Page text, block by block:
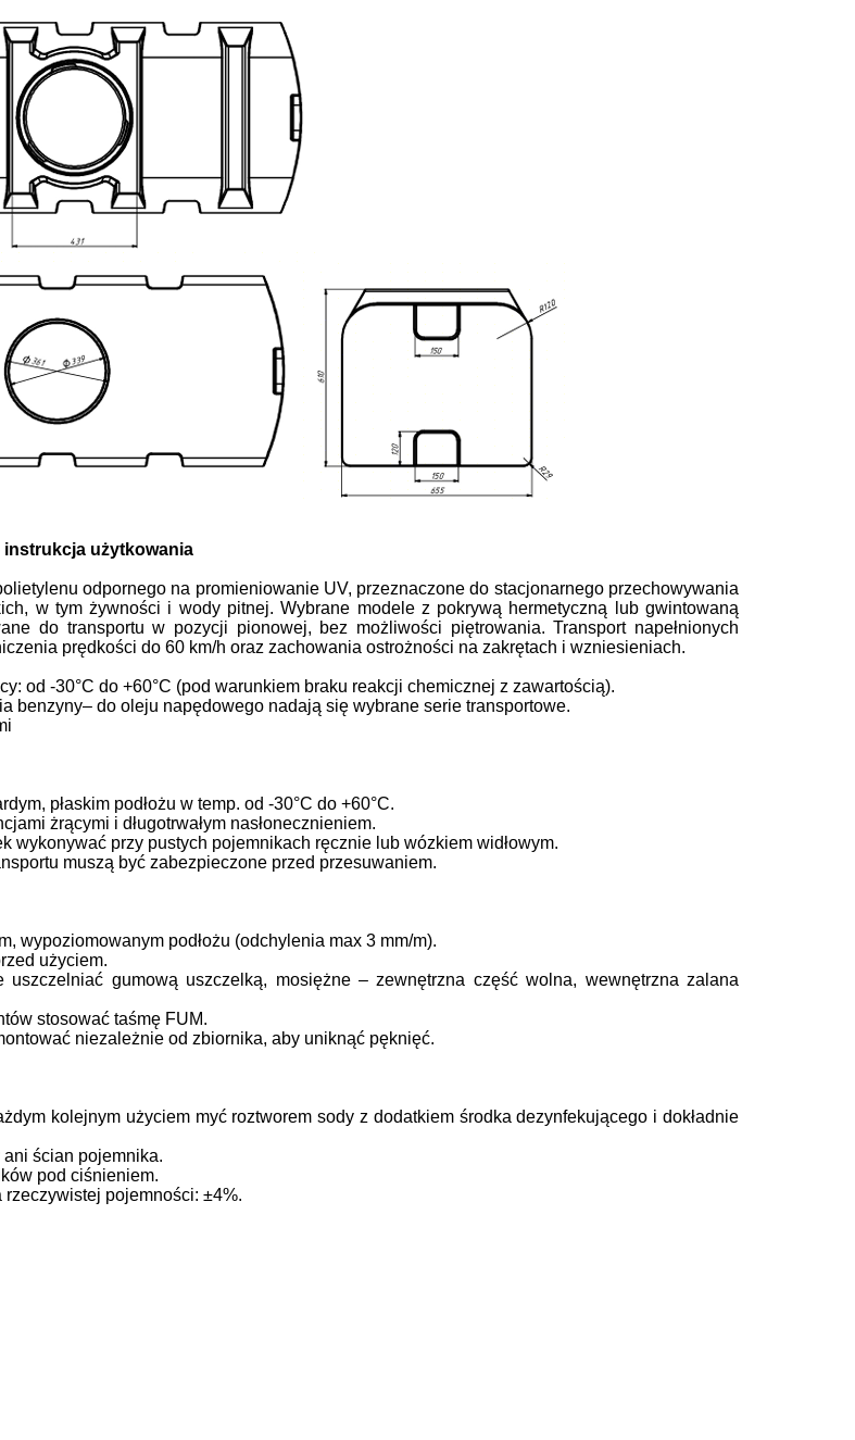
instrukcja użytkowania
odpornego na promieniowanie UV, przeznaczone do stacjonarnego przechowywania
w tym żywności i wody pitnej. Wybrane modele z pokrywą hermetyczną lub gwintowaną
do transportu w pozycji pionowej, bez możliwości piętrowania. Transport napełnionych
prędkości do 60 km/h oraz zachowania ostrożności na zakrętach i wzniesieniach.
od -30°C do +60°C (pod warunkiem braku reakcji chemicznej z zawartością).
benzyny– do oleju napędowego nadają się wybrane serie transportowe.
płaskim podłożu w temp. od -30°C do +60°C.
żrącymi i długotrwałym nasłonecznieniem.
wykonywać przy pustych pojemnikach ręcznie lub wózkiem widłowym.
muszą być zabezpieczone przed przesuwaniem.
wypoziomowanym podłożu (odchylenia max 3 mm/m).
użyciem.
uszczelniać gumową uszczelką, mosiężne – zewnętrzna część wolna, wewnętrzna zalana
stosować taśmę FUM.
niezależnie od zbiornika, aby uniknąć pęknięć.
kolejnym użyciem myć roztworem sody z dodatkiem środka dezynfekującego i dokładnie
ścian pojemnika.
pod ciśnieniem.
pojemności: ±4%.